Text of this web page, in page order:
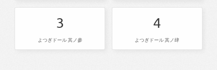
3
よつぎドール 其ノ參
4
よつぎドール 其ノ肆